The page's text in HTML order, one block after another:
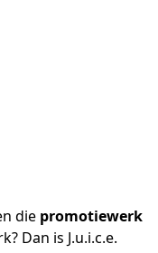
die promotiewerk
Dan is J.u.i.c.e.